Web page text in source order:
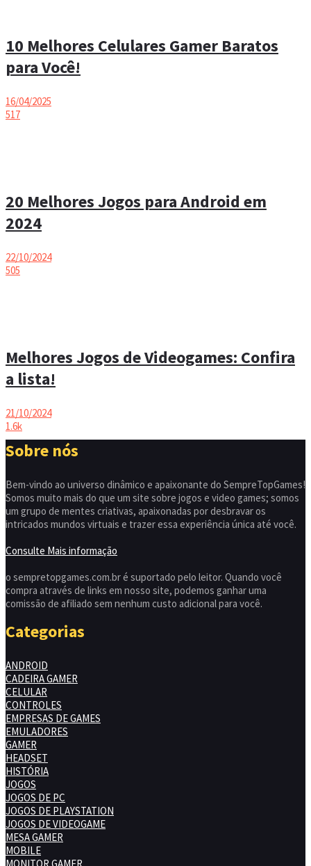
10 Melhores Celulares Gamer Baratos
para Você!
16/04/2025
517
20 Melhores Jogos para Android em
2024
22/10/2024
505
Melhores Jogos de Videogames: Confira
a lista!
21/10/2024
1.6k
Sobre nós
Bem-vindo ao universo dinâmico e apaixonante do SempreTopGames!
Somos muito mais do que um site sobre jogos e video games; somos
um grupo de mentes criativas, apaixonadas por desbravar os
intricados mundos virtuais e trazer essa experiência única até você.
Consulte Mais informação
o sempretopgames.com.br é suportado pelo leitor. Quando você
compra através de links em nosso site, podemos ganhar uma
comissão de afiliado sem nenhum custo adicional para você.
Categorias
ANDROID
CADEIRA GAMER
CELULAR
CONTROLES
EMPRESAS DE GAMES
EMULADORES
GAMER
HEADSET
HISTÓRIA
JOGOS
JOGOS DE PC
JOGOS DE PLAYSTATION
JOGOS DE VIDEOGAME
MESA GAMER
MOBILE